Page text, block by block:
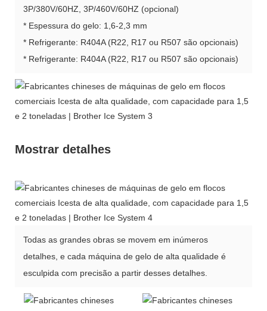
3P/380V/60HZ, 3P/460V/60HZ (opcional)
* Espessura do gelo: 1,6-2,3 mm
* Refrigerante: R404A (R22, R17 ou R507 são opcionais)
* Refrigerante: R404A (R22, R17 ou R507 são opcionais)
Mostrar detalhes
Todas as grandes obras se movem em inúmeros
detalhes, e cada máquina de gelo de alta qualidade é
esculpida com precisão a partir desses detalhes.